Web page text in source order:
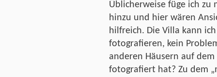
Üblicherweise füge ich zu
hinzu und hier wären
hilfreich. Die Villa kann
fotografieren, kein
anderen Häusern auf
fotografiert hat? Zu dem